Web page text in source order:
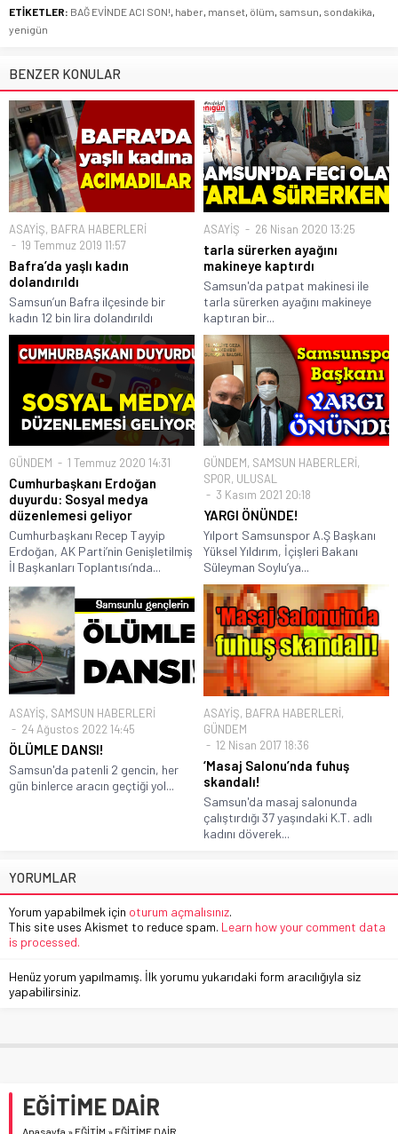
ETİKETLER: BAĞ EVİNDE ACI SON!, haber, manset, ölüm, samsun, sondakika,
yenigün
BENZER KONULAR
ASAYİŞ, BAFRA HABERLERİ
19 Temmuz 2019 11:57
Bafra’da yaşlı kadın
dolandırıldı
Samsun’un Bafra ilçesinde bir
kadın 12 bin lira dolandırıldı
ASAYİŞ 26 Nisan 2020 13:25
tarla sürerken ayağını
makineye kaptırdı
Samsun'da patpat makinesi ile
tarla sürerken ayağını makineye
kaptıran bir...
GÜNDEM 1 Temmuz 2020 14:31
Cumhurbaşkanı Erdoğan
duyurdu: Sosyal medya
düzenlemesi geliyor
Cumhurbaşkanı Recep Tayyip
Erdoğan, AK Parti’nin Genişletilmiş
İl Başkanları Toplantısı’nda...
GÜNDEM, SAMSUN HABERLERİ,
SPOR, ULUSAL
3 Kasım 2021 20:18
YARGI ÖNÜNDE!
Yılport Samsunspor A.Ş Başkanı
Yüksel Yıldırım, İçişleri Bakanı
Süleyman Soylu’ya...
ASAYİŞ, SAMSUN HABERLERİ
24 Ağustos 2022 14:45
ÖLÜMLE DANSI!
Samsun'da patenli 2 gencin, her
gün binlerce aracın geçtiği yol...
ASAYİŞ, BAFRA HABERLERİ,
GÜNDEM
12 Nisan 2017 18:36
‘Masaj Salonu’nda fuhuş
skandalı!
Samsun'da masaj salonunda
çalıştırdığı 37 yaşındaki K.T. adlı
kadını döverek...
YORUMLAR
Yorum yapabilmek için oturum açmalısınız.
This site uses Akismet to reduce spam. Learn how your comment data
is processed.
Henüz yorum yapılmamış. İlk yorumu yukarıdaki form aracılığıyla siz
yapabilirsiniz.
EĞİTİME DAİR
Anasayfa » EĞİTİM » EĞİTİME DAİR